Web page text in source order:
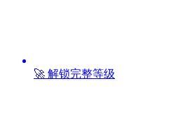
🚀 解锁完整等级